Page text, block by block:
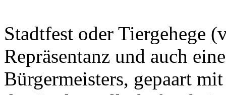
Stadtfest oder Tiergehege
Repräsentanz und auch
Bürgermeisters, gepaart